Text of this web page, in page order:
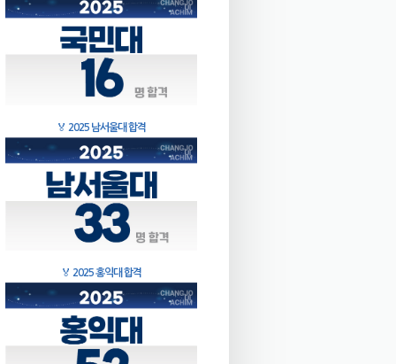
🏅 2025 남서울대 합격
🏅 2025 홍익대 합격